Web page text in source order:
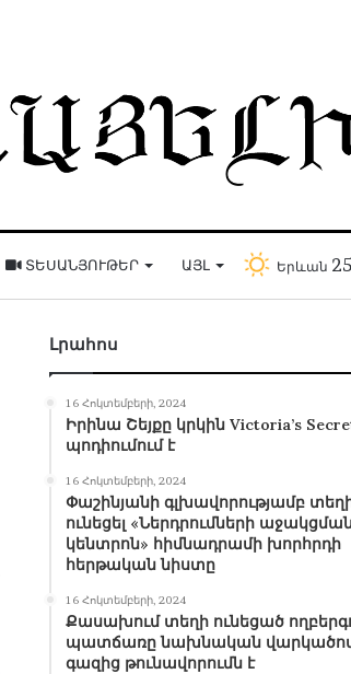
ՏԵՍԱՆՅՈՒԹԵՐ ԱՅԼ Երևան 25
Լրահոս
16 Հոկտեմբերի, 2024
Իրինա Շեյքը կրկին Victoria’s
պոդիումում է
16 Հոկտեմբերի, 2024
Փաշինյանի գլխավորությամբ
ունեցել «Ներդրումների
կենտրոն» հիմնադրամի խորհրդի
հերթական նիստը
16 Հոկտեմբերի, 2024
Քասախում տեղի ունեցած
պատճառը նախնական վարկածով
գազից թունավորումն է